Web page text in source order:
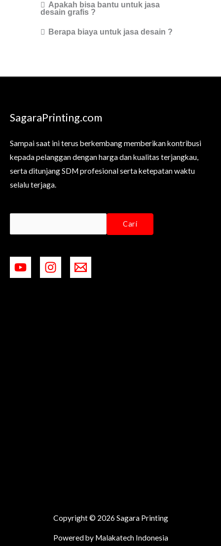
Apakah bisa bantu untuk jasa
desain grafis ?
Berapa biaya untuk jasa desain ?
SagaraPrinting.com
Sampai saat ini terus berkembang memberikan kontribusi
kepada pelanggan dengan harga dan kualitas terjangkau,
serta ditunjang SDM profesional serta ketepatan waktu
selalu terjaga.
Cari
Copyright © 2026 Sagara Printing
Powered by Malakatech Indonesia